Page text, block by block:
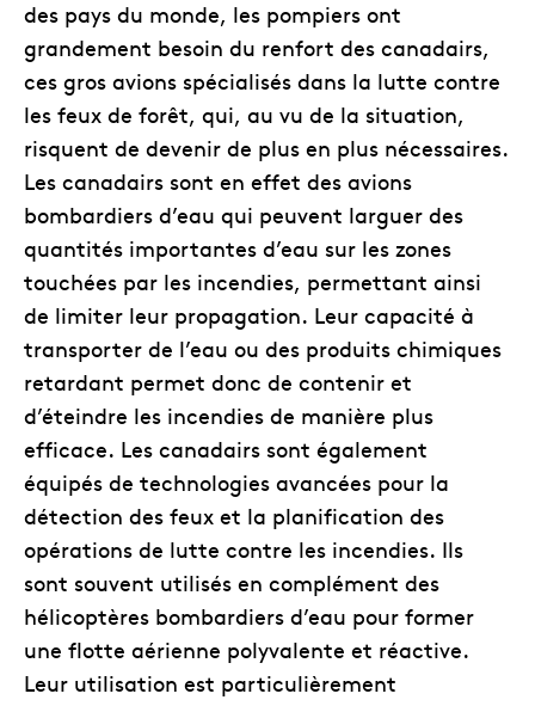
des pays du monde, les pompiers ont
grandement besoin du renfort des canadairs,
ces gros avions spécialisés dans la lutte contre
les feux de forêt, qui, au vu de la situation,
risquent de devenir de plus en plus nécessaires.
Les canadairs sont en effet des avions
bombardiers d’eau qui peuvent larguer des
quantités importantes d’eau sur les zones
touchées par les incendies, permettant ainsi
de limiter leur propagation. Leur capacité à
transporter de l’eau ou des produits chimiques
retardant permet donc de contenir et
d’éteindre les incendies de manière plus
efficace. Les canadairs sont également
équipés de technologies avancées pour la
détection des feux et la planification des
opérations de lutte contre les incendies. Ils
sont souvent utilisés en complément des
hélicoptères bombardiers d’eau pour former
une flotte aérienne polyvalente et réactive.
Leur utilisation est particulièrement